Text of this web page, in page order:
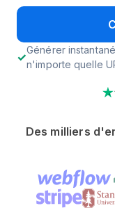
Générer
n'importe quelle
Des milliers